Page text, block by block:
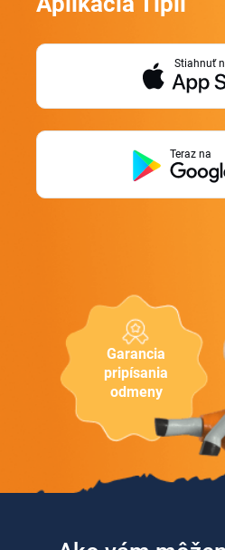
Garancia
pripísania
odmeny
Stiahnuť
Teraz na